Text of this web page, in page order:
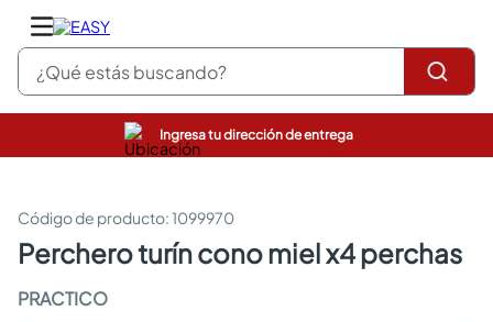
¿Qué estás buscando?
Ingresa tu dirección de entrega
:1099970
perchero turín cono miel x4 perchas
PRACTICO
closet
sanitarios
comedor
pisos